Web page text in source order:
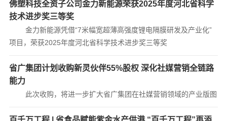
佛塑科技全资子公司金力新能源荣获2025年度河北省科学
技术进步奖三等奖
金力新能源凭借“7米幅宽超薄高强度锂电隔膜研发及产业化”
项目，荣获2025年度河北省科学技术进步奖三等奖
省广集团计划收购新灵伙伴55%股权 深化社媒营销全链路
能力
此次收购，将进一步扩大省广集团在社媒营销领域的产业版图